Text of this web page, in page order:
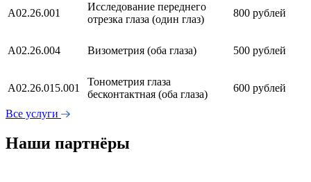
А02.26.001
Исследование переднего
отрезка глаза (один глаз)
800 рублей
А02.26.004 Визометрия (оба глаза) 500 рублей
А02.26.015.001
Тонометрия глаза
бесконтактная (оба глаза)
600 рублей
Все услуги
Наши партнёры